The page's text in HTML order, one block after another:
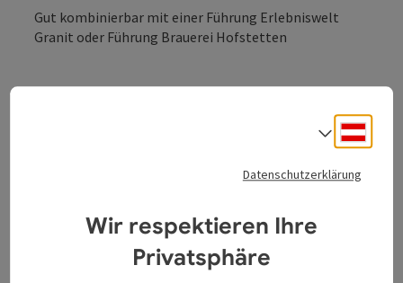
Gut kombinierbar mit einer Führung Erlebniswelt
Granit oder Führung Brauerei Hofstetten
Gruppenangebot (für Gruppen geeignet)
Dauer: 1,00 Stunde
Fahrt mit dem Bummelzug
Datenschutzerklärung
Wir respektieren Ihre
Privatsphäre